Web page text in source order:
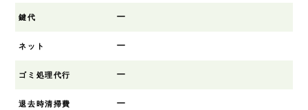
鍵代 ー
ネット ー
ゴミ処理代行 ー
退去時清掃費 ー